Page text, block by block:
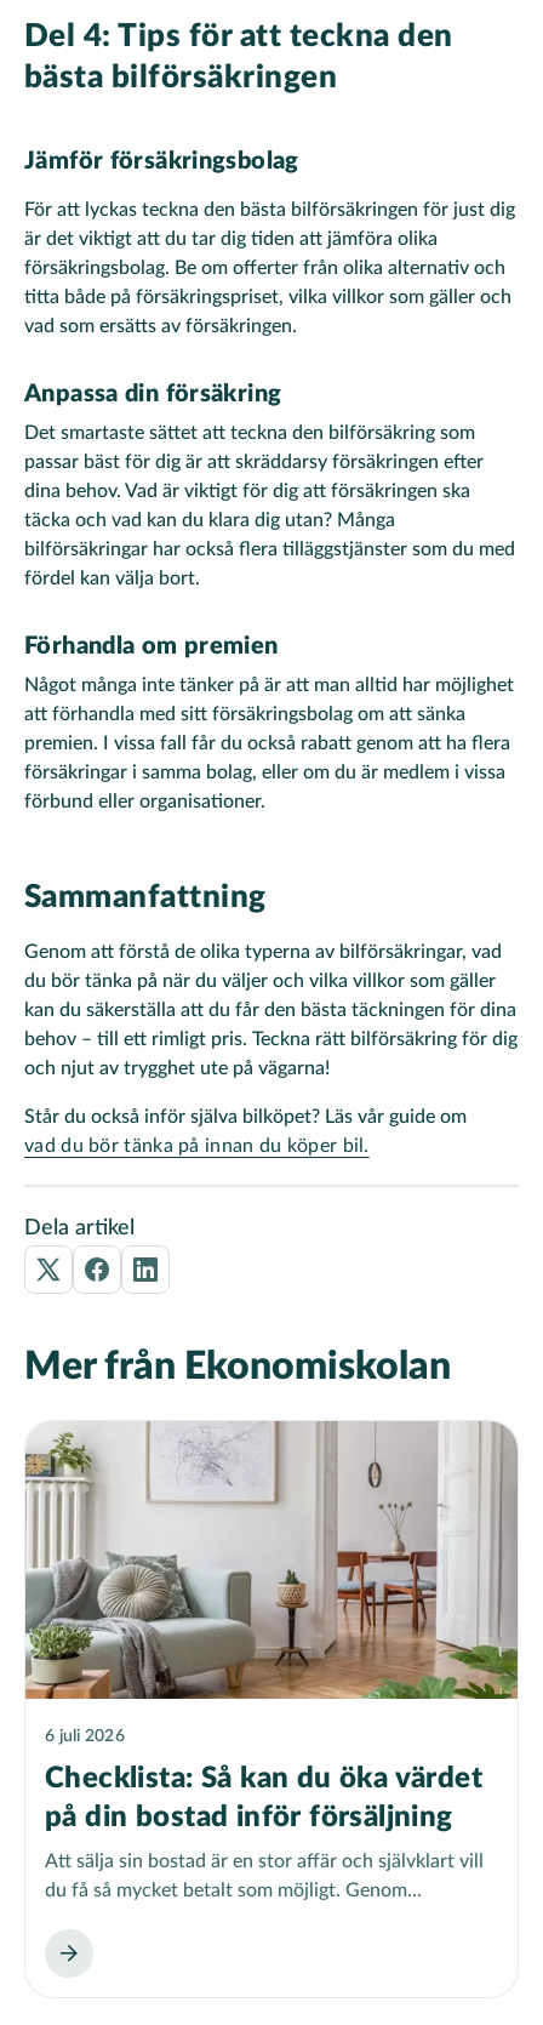
Del 4: Tips för att teckna den
bästa bilförsäkringen
Jämför försäkringsbolag
För att lyckas teckna den bästa bilförsäkringen för just dig
är det viktigt att du tar dig tiden att jämföra olika
försäkringsbolag. Be om offerter från olika alternativ och
titta både på försäkringspriset, vilka villkor som gäller och
vad som ersätts av försäkringen.
Anpassa din försäkring
Det smartaste sättet att teckna den bilförsäkring som
passar bäst för dig är att skräddarsy försäkringen efter
dina behov. Vad är viktigt för dig att försäkringen ska
täcka och vad kan du klara dig utan? Många
bilförsäkringar har också flera tilläggstjänster som du med
fördel kan välja bort.
Förhandla om premien
Något många inte tänker på är att man alltid har möjlighet
att förhandla med sitt försäkringsbolag om att sänka
premien. I vissa fall får du också rabatt genom att ha flera
försäkringar i samma bolag, eller om du är medlem i vissa
förbund eller organisationer.
Sammanfattning
Genom att förstå de olika typerna av bilförsäkringar, vad
du bör tänka på när du väljer och vilka villkor som gäller
kan du säkerställa att du får den bästa täckningen för dina
behov – till ett rimligt pris. Teckna rätt bilförsäkring för dig
och njut av trygghet ute på vägarna!
Står du också inför själva bilköpet? Läs vår guide om
vad du bör tänka på innan du köper bil.
Dela artikel
Mer från Ekonomiskolan
6 juli 2026
Checklista: Så kan du öka värdet
på din bostad inför försäljning
Att sälja sin bostad är en stor affär och självklart vill
du få så mycket betalt som möjligt. Genom...